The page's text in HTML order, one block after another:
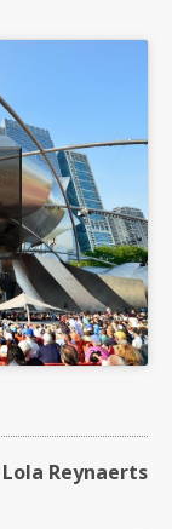
Lola Reynaerts